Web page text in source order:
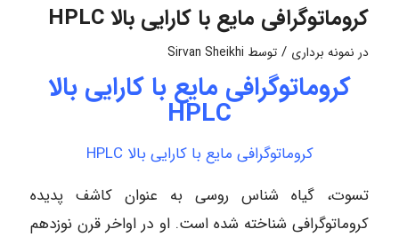
کروماتوگرافی مایع با کارایی بالا HPLC
در نمونه برداری / توسط Sirvan Sheikhi
کروماتوگرافی مایع با کارایی بالا
HPLC
کروماتوگرافی مایع با کارایی بالا HPLC
تسوت، گیاه شناس روسی به عنوان کاشف پدیده
کروماتوگرافی شناخته شده است. او در اواخر قرن نوزدهم